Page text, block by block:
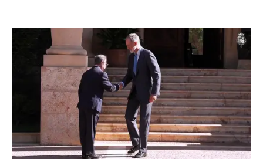
Crisis Migratoria